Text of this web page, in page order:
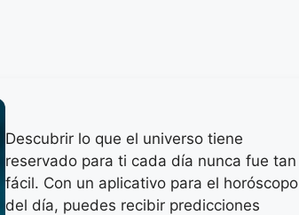
Descubrir lo que el universo tiene
reservado para ti cada día nunca fue tan
fácil. Con un aplicativo para el horóscopo
del día, puedes recibir predicciones